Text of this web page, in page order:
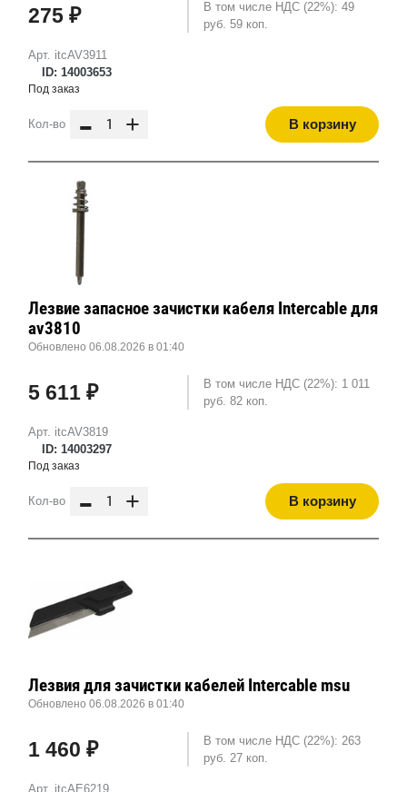
Арт. itcAV3911
ID: 14003653
275 ₽
В том числе НДС (22%): 49
руб. 59 коп.
Под заказ
Кол-во - + В корзину
Арт. itcAV3819
ID: 14003297
Лезвие запасное зачистки кабеля Intercable для
av3810
Обновлено 06.08.2026 в 01:40
5 611 ₽
В том числе НДС (22%): 1 011
руб. 82 коп.
Под заказ
Кол-во - + В корзину
Арт. itcAE6219
Лезвия для зачистки кабелей Intercable msu
Обновлено 06.08.2026 в 01:40
1 460 ₽
В том числе НДС (22%): 263
руб. 27 коп.